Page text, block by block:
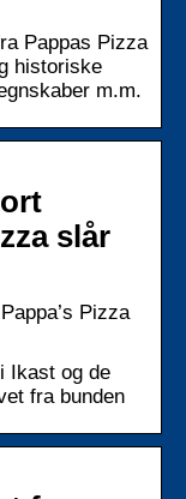
Pappas Pizza
historiske
m.m.
slår
Pizza
Ikast og de
fra bunden